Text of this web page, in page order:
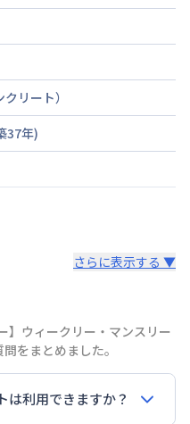
リート）
37年)
Ｌ 高田駅徒歩7分
さらに表示する ▼
】ウィークリー・マンスリー
をまとめました。
は利用できますか？